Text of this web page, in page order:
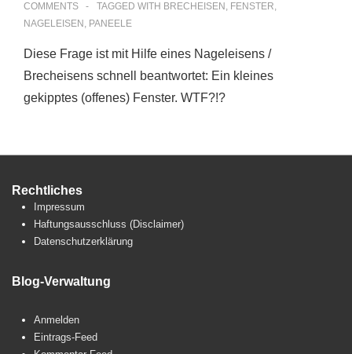
COMMENTS
TAGGED WITH BRECHEISEN , FENSTER,
NAGELEISEN , PANEELE
Diese Frage ist mit Hilfe eines Nageleisens /
Brecheisens schnell beantwortet: Ein kleines
gekipptes (offenes) Fenster. WTF?!?
Rechtliches
Impressum
Haftungsausschluss (Disclaimer)
Datenschutzerklärung
Blog-Verwaltung
Anmelden
Eintrags-Feed